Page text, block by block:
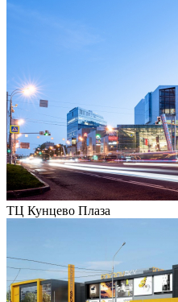
ТЦ Кунцево Плаза